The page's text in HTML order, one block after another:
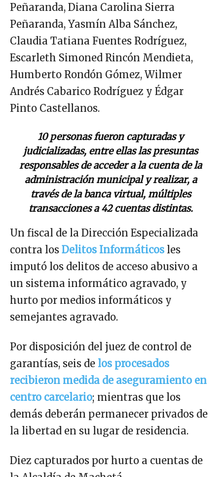
Peñaranda, Diana Carolina Sierra
Peñaranda, Yasmín Alba Sánchez,
Claudia Tatiana Fuentes Rodríguez,
Escarleth Simoned Rincón Mendieta,
Humberto Rondón Gómez, Wilmer
Andrés Cabarico Rodríguez y Édgar
Pinto Castellanos.
10 personas fueron capturadas y
judicializadas, entre ellas las presuntas
responsables de acceder a la cuenta de la
administración municipal y realizar, a
través de la banca virtual, múltiples
transacciones a 42 cuentas distintas.
Un fiscal de la Dirección Especializada
contra los Delitos Informáticos les
imputó los delitos de acceso abusivo a
un sistema informático agravado, y
hurto por medios informáticos y
semejantes agravado.
Por disposición del juez de control de
garantías, seis de los procesados
recibieron medida de aseguramiento en
centro carcelario; mientras que los
demás deberán permanecer privados de
la libertad en su lugar de residencia.
Diez capturados por hurto a cuentas de